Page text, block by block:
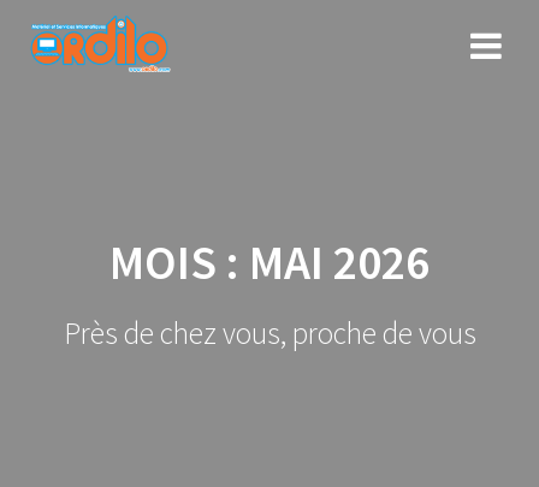
MOIS : MAI 2026
Près de chez vous, proche de vous